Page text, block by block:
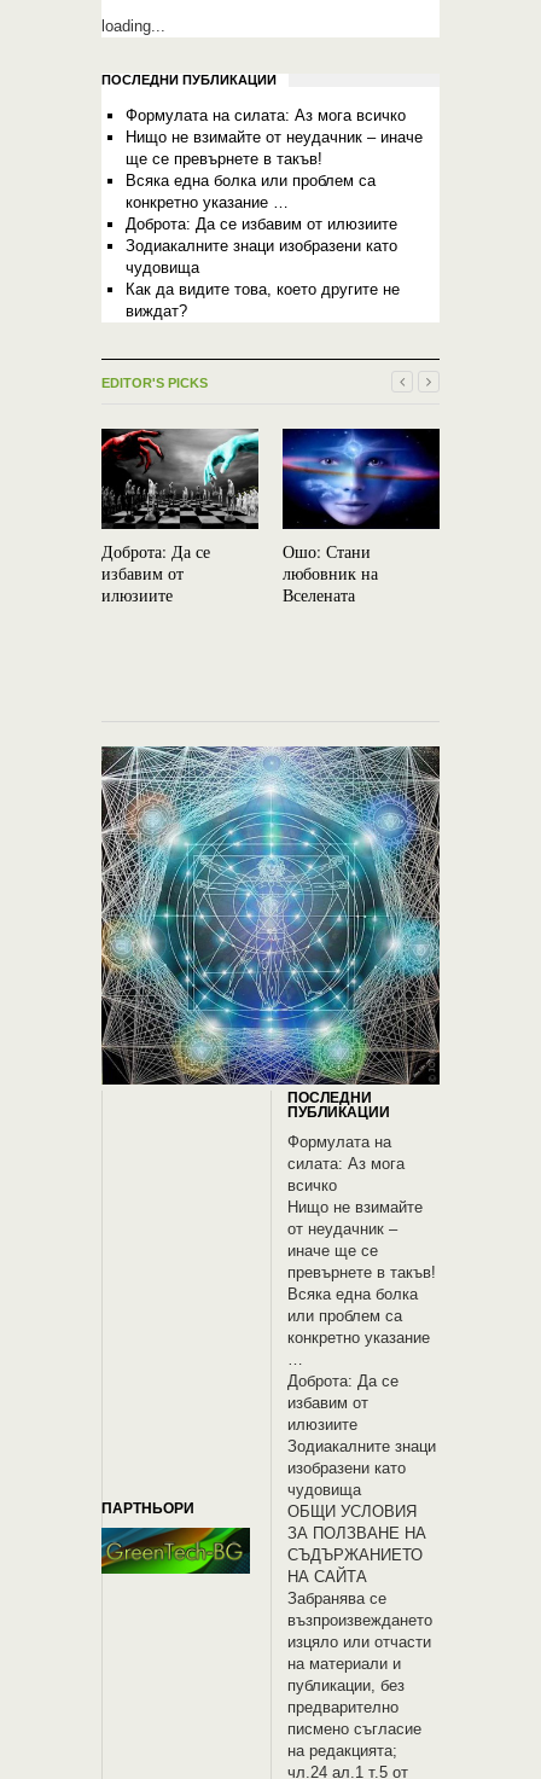
loading...
ПОСЛЕДНИ ПУБЛИКАЦИИ
Формулата на силата: Аз мога всичко
Нищо не взимайте от неудачник – иначе
ще се превърнете в такъв!
Всяка една болка или проблем са
конкретно указание …
Доброта: Да се избавим от илюзиите
Зодиакалните знаци изобразени като
чудовища
Как да видите това, което другите не
виждат?
EDITOR'S PICKS
Доброта: Да се
избавим от
илюзиите
Ошо: Стани
любовник на
Вселената
ПОСЛЕДНИ
ПУБЛИКАЦИИ
Формулата на
силата: Аз мога
всичко
Нищо не взимайте
от неудачник –
иначе ще се
превърнете в такъв!
Всяка една болка
или проблем са
конкретно указание
…
Доброта: Да се
избавим от
илюзиите
Зодиакалните знаци
изобразени като
чудовища
ПАРТНЬОРИ
OБЩИ УСЛОВИЯ
ЗА ПОЛЗВАНЕ НА
СЪДЪРЖАНИЕТО
НА САЙТА
Забранява се
възпроизвеждането
изцяло или отчасти
на материали и
публикации, без
предварително
писмено съгласие
на редакцията;
чл.24 ал.1 т.5 от